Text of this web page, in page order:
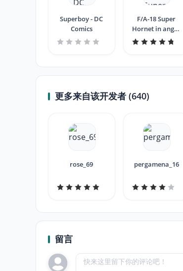
Superboy - DC
Comics
F/A-18 Super
Hornet in angry
skies
更多来自该开发者 (640)
rose_69 pergamena_16
留言